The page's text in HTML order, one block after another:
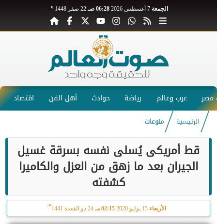
الجمعة 7 أغسطس 2026 06:28 صـ 22 صفر 1448 هـ
عرب وعالم رياضة حوادث أهل الفن اقتصاد
الرئيسية منوعات
قط أمريكى يُسلى نفسه بسرقة غسيل
الجيران بعد ما زهق من العزل والكاميرا
كشفته
الأربعاء 15 يوليو 2020 02:15 مـ 24 ذو القعدة 1441
هـ